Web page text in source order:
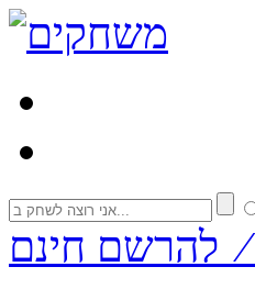
להרשם חינם